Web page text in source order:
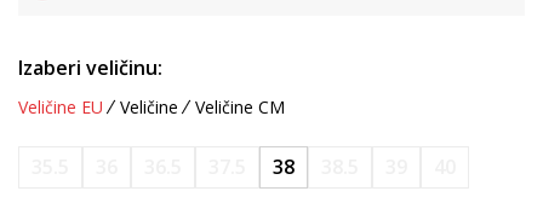
Izaberi veličinu:
Veličine EU Veličine Veličine CM
38